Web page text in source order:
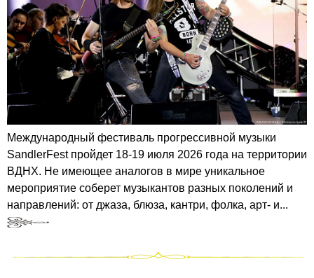
Международный фестиваль прогрессивной музыки
SandlerFest пройдет 18-19 июля 2026 года на территории
ВДНХ. Не имеющее аналогов в мире уникальное
мероприятие соберет музыкантов разных поколений и
направлений: от джаза, блюза, кантри, фолка, арт- и...